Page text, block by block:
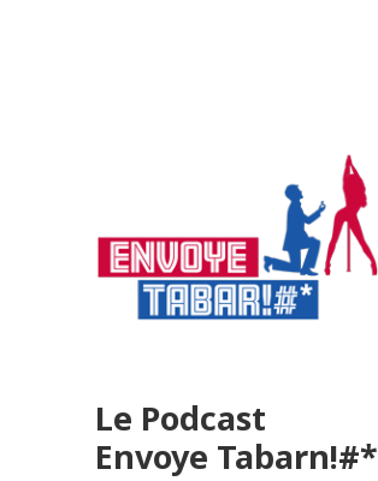
Le Podcast
Envoye Tabarn!#*